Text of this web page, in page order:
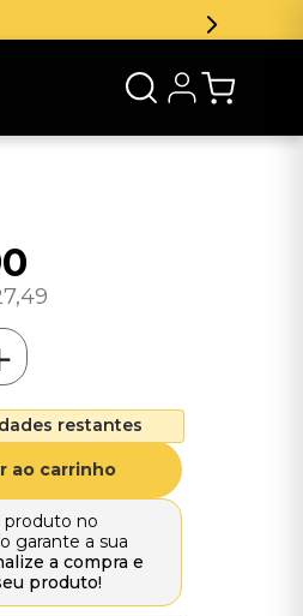
sua primeira compra
,49
restantes
ao carrinho
produto no
garante a sua
a compra e
produto!